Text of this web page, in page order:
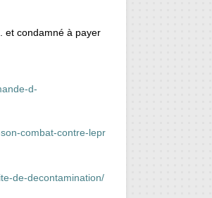
et condamné à payer
d-
combat-contre-lepr
de-decontamination/